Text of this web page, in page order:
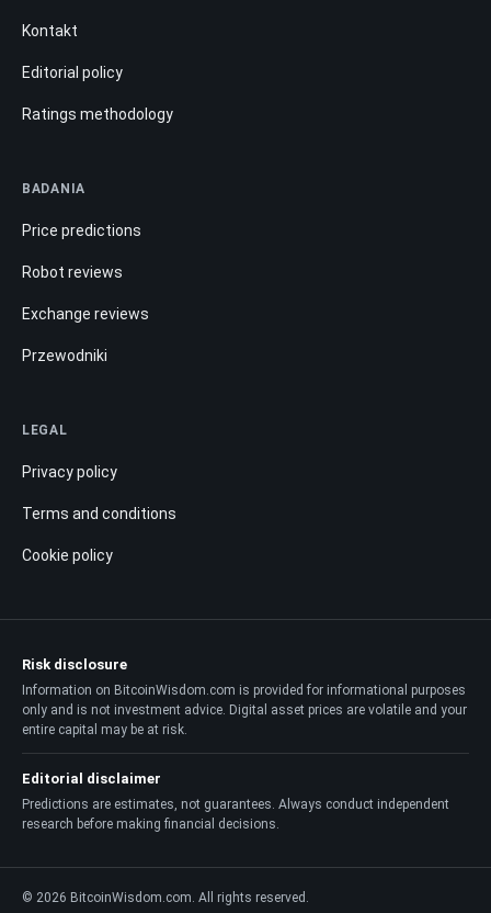
Kontakt
Editorial policy
Ratings methodology
BADANIA
Price predictions
Robot reviews
Exchange reviews
Przewodniki
LEGAL
Privacy policy
Terms and conditions
Cookie policy
Risk disclosure
Information on BitcoinWisdom.com is provided for informational purposes
only and is not investment advice. Digital asset prices are volatile and your
entire capital may be at risk.
Editorial disclaimer
Predictions are estimates, not guarantees. Always conduct independent
research before making financial decisions.
© 2026 BitcoinWisdom.com. All rights reserved.